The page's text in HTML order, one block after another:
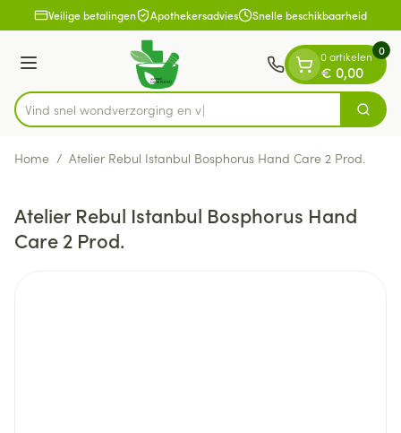
Ga naar de inhoud
1 van 1Veilige betalingen Apothekersadvies Snelle beschikbaarheid
Menu
Product, merk, categorie...
Vind snel wondverzorgi Zoek
0 artikelen
€ 0,00
0
Home / Atelier Rebul Istanbul Bosphorus Hand Care 2 Prod.
Atelier Rebul Istanbul Bosphorus Hand
Care 2 Prod.